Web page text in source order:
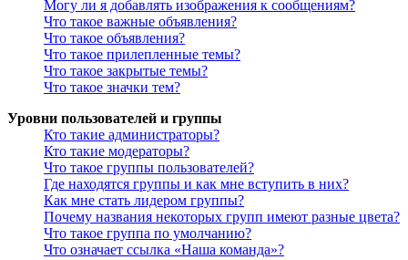
Могу ли я добавлять изображения к сообщениям?
Что такое важные объявления?
Что такое объявления?
Что такое прилепленные темы?
Что такое закрытые темы?
Что такое значки тем?
Уровни пользователей и группы
Кто такие администраторы?
Кто такие модераторы?
Что такое группы пользователей?
Где находятся группы и как мне вступить в них?
Как мне стать лидером группы?
Почему названия некоторых групп имеют разные цвета?
Что такое группа по умолчанию?
Что означает ссылка «Наша команда»?